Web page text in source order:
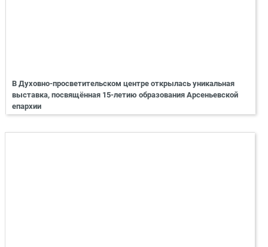
В Духовно-просветительском центре открылась уникальная
выставка, посвящённая 15-летию образования Арсеньевской
епархии